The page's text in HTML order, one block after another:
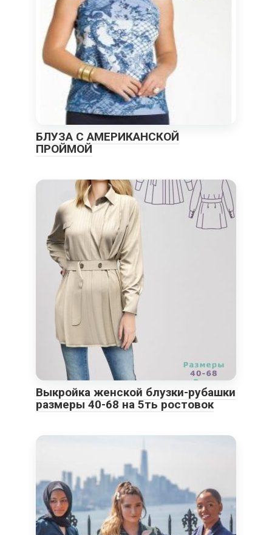
БЛУЗА С АМЕРИКАНСКОЙ
ПРОЙМОЙ
Выкройка женской блузки-рубашки
размеры 40-68 на 5ть ростовок